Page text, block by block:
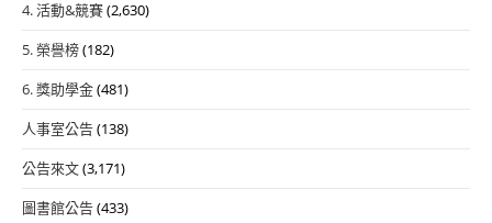
4. 活動&競賽(2,630)
5. 榮譽榜(182)
6. 獎助學金(481)
人事室公告(138)
公告來文(3,171)
圖書館公告(433)